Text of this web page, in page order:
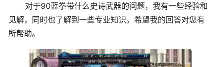
对于90蓝拳带什么史诗武器的问题，我有一些经验和
见解，同时也了解到一些专业知识。希望我的回答对您有
所帮助。